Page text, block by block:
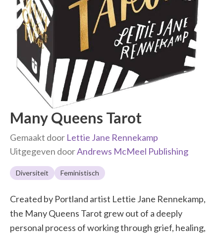
Many Queens Tarot
Gemaakt door Lettie Jane Rennekamp
Uitgegeven doorAndrews McMeel Publishing
Diversiteit Feministisch
Created by Portland artist Lettie Jane Rennekamp,
the Many Queens Tarot grew out of a deeply
personal process of working through grief, healing,